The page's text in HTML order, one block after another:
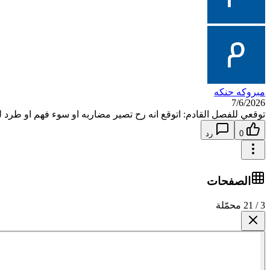
مبروكه حنكه
7/6/2026
توقعي للفصل القادم: اتوقع انه رح تصير مضاربه او سوء فهم او طرد
0 رد
الصفحات
3 / 21 محمّلة